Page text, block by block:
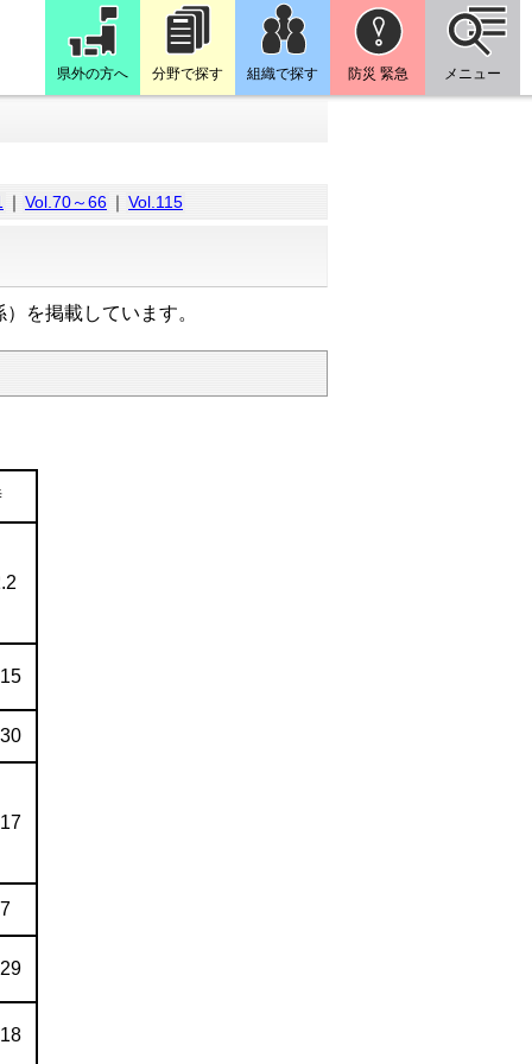
県外の方へ 分野で探す 組織で探す 防災 緊急 メニュー
｜ Vol.70～66 ｜ Vol.115
を掲載しています。